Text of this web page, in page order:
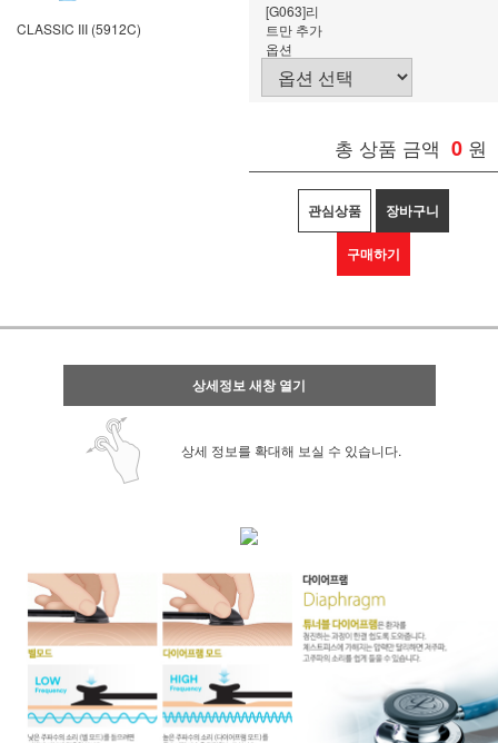
CLASSIC III (5912C)
[G063]리
트만 추가
옵션
총 상품 금액 0 원
관심상품 장바구니
구매하기
상세정보 새창 열기
상세 정보를 확대해 보실 수 있습니다.